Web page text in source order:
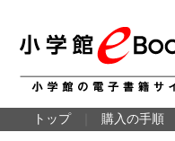
トップ 購入の手順